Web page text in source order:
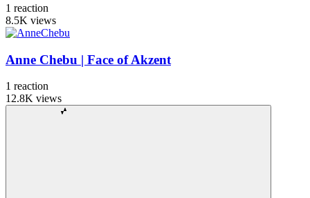
1 reaction
8.5K views
Anne Chebu | Face of Akzent
1 reaction
12.8K views